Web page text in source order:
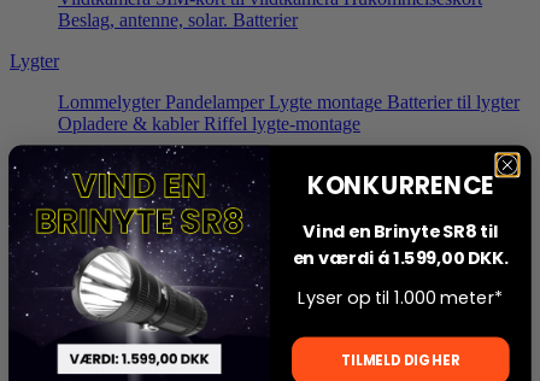
Beslag, antenne, solar. Batterier
Lygter
Lommelygter Pandelamper Lygte montage Batterier til lygter
Opladere & kabler Riffel lygte-montage
Riffeltilbehør
AmmunitionskasserFoderaler
Foderpladsen
FodermaskineAktivitetstønde
Lokkemidler
Poster & adgang
JagtstigeJagttårn
KONKURRENCE
Vind en Brinyte SR8 til
en værdi á 1.599,00 DKK.
Lyser op til 1.000 meter*
TILMELD DIG HER